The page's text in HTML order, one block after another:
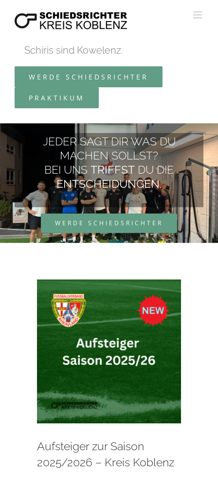
Inhalt
Schiris sind Kowelenz.
WERDE SCHIEDSRICHTER
PRAKTIKUM
JEDER SAGT DIR WAS DU
MACHEN SOLLST?
BEI UNS TRIFFST DU DIE
ENTSCHEIDUNGEN.
WERDE SCHIEDSRICHTER
grösseres
Aufsteiger zur Saison
2025/2026 – Kreis Koblenz